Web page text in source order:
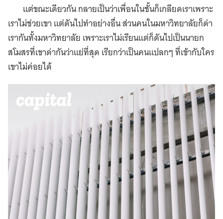
แต่ขณะเดียวกัน กลายเป็นว่าเพื่อนในชั้นก็เกลียดเราเพราะ
เราไม่ช่วยเขา แต่ดันไปทำอย่างอื่น ส่วนคนในมหาวิทยาลัยก็ด่า
เรากันทั้งมหาวิทยาลัย เพราะเราไม่เรียนแต่ก็ดันไปเป็นนายก
สโมสรที่เขาด่ากันว่าแย่ที่สุด เรียกว่าเป็นคนแปลกๆ ที่เข้ากับใคร
เขาไม่ค่อยได้